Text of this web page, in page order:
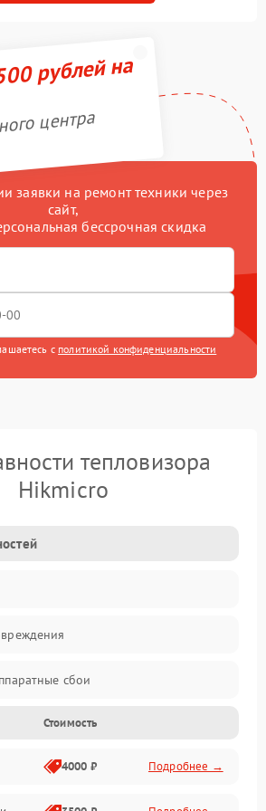
рублей на
центра
заявки на ремонт техники через
сайт,
бессрочная скидка
с политикой конфиденциальности
тепловизора
Hikmicro
сбои
и оптики
Стоимость
4000 ₽ Подробнее →